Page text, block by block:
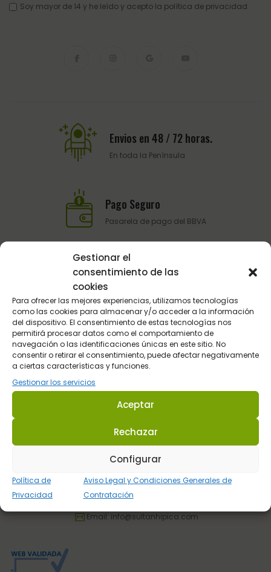
Gestionar el
consentimiento de las
cookies
Para ofrecer las mejores experiencias, utilizamos tecnologías
como las cookies para almacenar y/o acceder a la información
del dispositivo. El consentimiento de estas tecnologías nos
permitirá procesar datos como el comportamiento de
navegación o las identificaciones únicas en este sitio. No
consentir o retirar el consentimiento, puede afectar negativamente
a ciertas características y funciones.
Gestionar los servicios
Aceptar
Rechazar
Configurar
Política de
Privacidad
Aviso Legal y Condiciones Generales de
Contratación
Soy mayor de 14 y he leído y acepto la política de privacidad
Envios en 48 / 72 horas.
En toda la Península
Pago Seguro
Pasarela de pago del BBVA
Atención al Cliente
Sultán Hípica proporciona la información y los productos
necesita en cada circunstancia.
Dirección: C/ Guadalhorce 3 - Pol. Ind. La Trocha 29100 Coín -
Tel.:623 22 77 86
Email: info@sultanhipica.com